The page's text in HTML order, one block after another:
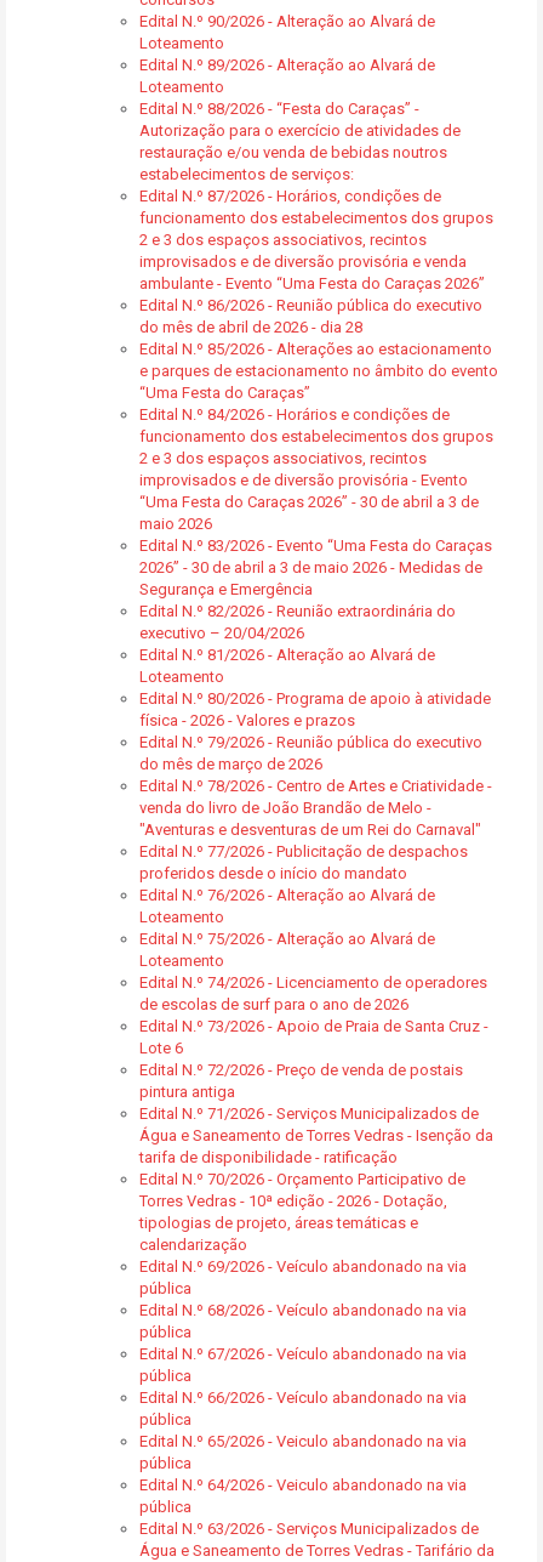
Edital N.º 90/2026 - Alteração ao Alvará de
Loteamento
Edital N.º 89/2026 - Alteração ao Alvará de
Loteamento
Edital N.º 88/2026 - “Festa do Caraças” -
Autorização para o exercício de atividades de
restauração e/ou venda de bebidas noutros
estabelecimentos de serviços:
Edital N.º 87/2026 - Horários, condições de
funcionamento dos estabelecimentos dos grupos
2 e 3 dos espaços associativos, recintos
improvisados e de diversão provisória e venda
ambulante - Evento “Uma Festa do Caraças 2026”
Edital N.º 86/2026 - Reunião pública do executivo
do mês de abril de 2026 - dia 28
Edital N.º 85/2026 - Alterações ao estacionamento
e parques de estacionamento no âmbito do evento
“Uma Festa do Caraças”
Edital N.º 84/2026 - Horários e condições de
funcionamento dos estabelecimentos dos grupos
2 e 3 dos espaços associativos, recintos
improvisados e de diversão provisória - Evento
“Uma Festa do Caraças 2026” - 30 de abril a 3 de
maio 2026
Edital N.º 83/2026 - Evento “Uma Festa do Caraças
2026” - 30 de abril a 3 de maio 2026 - Medidas de
Segurança e Emergência
Edital N.º 82/2026 - Reunião extraordinária do
executivo – 20/04/2026
Edital N.º 81/2026 - Alteração ao Alvará de
Loteamento
Edital N.º 80/2026 - Programa de apoio à atividade
física - 2026 - Valores e prazos
Edital N.º 79/2026 - Reunião pública do executivo
do mês de março de 2026
Edital N.º 78/2026 - Centro de Artes e Criatividade -
venda do livro de João Brandão de Melo -
"Aventuras e desventuras de um Rei do Carnaval"
Edital N.º 77/2026 - Publicitação de despachos
proferidos desde o início do mandato
Edital N.º 76/2026 - Alteração ao Alvará de
Loteamento
Edital N.º 75/2026 - Alteração ao Alvará de
Loteamento
Edital N.º 74/2026 - Licenciamento de operadores
de escolas de surf para o ano de 2026
Edital N.º 73/2026 - Apoio de Praia de Santa Cruz -
Lote 6
Edital N.º 72/2026 - Preço de venda de postais
pintura antiga
Edital N.º 71/2026 - Serviços Municipalizados de
Água e Saneamento de Torres Vedras - Isenção da
tarifa de disponibilidade - ratificação
Edital N.º 70/2026 - Orçamento Participativo de
Torres Vedras - 10ª edição - 2026 - Dotação,
tipologias de projeto, áreas temáticas e
calendarização
Edital N.º 69/2026 - Veículo abandonado na via
pública
Edital N.º 68/2026 - Veículo abandonado na via
pública
Edital N.º 67/2026 - Veículo abandonado na via
pública
Edital N.º 66/2026 - Veículo abandonado na via
pública
Edital N.º 65/2026 - Veiculo abandonado na via
pública
Edital N.º 64/2026 - Veiculo abandonado na via
pública
Edital N.º 63/2026 - Serviços Municipalizados de
Água e Saneamento de Torres Vedras - Tarifário da